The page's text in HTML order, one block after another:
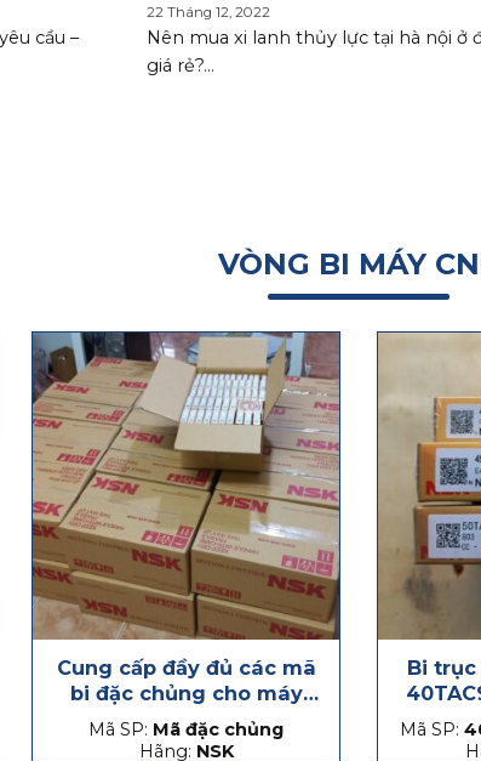
cầu –
22 Tháng 12, 2022
Nên mua xi lanh thủy lực tại hà nội ở
giá rẻ?...
VÒNG BI MÁY
Cung cấp đầy đủ các mã
bi đặc chủng cho máy
CNC
Mã SP: Mã đặc chủng
Hãng: NSK
Bi trục
Mã SP: